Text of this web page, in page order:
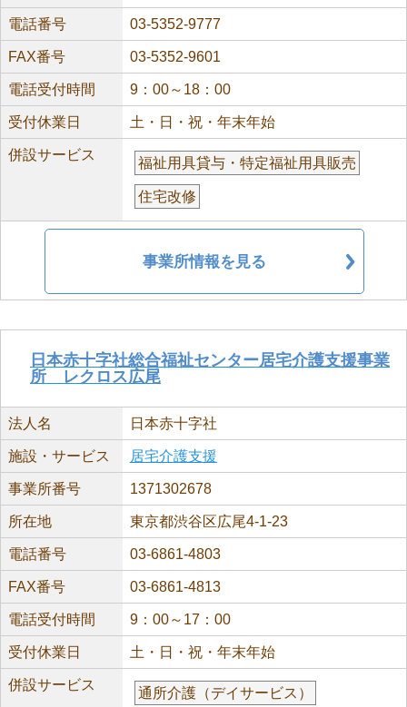
電話番号 03-5352-9777
FAX番号 03-5352-9601
電話受付時間 9：00～18：00
受付休業日 土・日・祝・年末年始
併設サービス
福祉用具貸与・特定福祉用具販売
住宅改修
事業所情報を見る
日本赤十字社総合福祉センター居宅介護支援事業
所 レクロス広尾
法人名 日本赤十字社
施設・サービス 居宅介護支援
事業所番号 1371302678
所在地 東京都渋谷区広尾4-1-23
電話番号 03-6861-4803
FAX番号 03-6861-4813
電話受付時間 9：00～17：00
受付休業日 土・日・祝・年末年始
併設サービス
通所介護（デイサービス）